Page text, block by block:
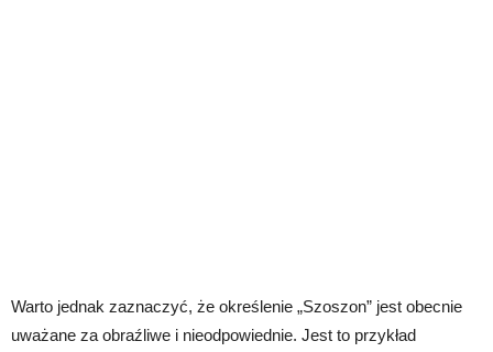
Warto jednak zaznaczyć, że określenie „Szoszon” jest obecnie
uważane za obraźliwe i nieodpowiednie. Jest to przykład